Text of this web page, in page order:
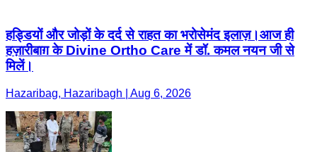
हड्डियों और जोड़ों के दर्द से राहत का भरोसेमंद इलाज़।आज ही
हज़ारीबाग़ के Divine Ortho Care में डॉ. कमल नयन जी से
मिलें।
Hazaribag, Hazaribagh | Aug 6, 2026